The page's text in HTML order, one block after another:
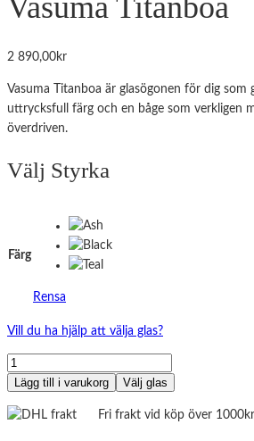
2 890,00kr
Vasuma Titanboa är glasögonen för dig som
uttrycksfull färg och en båge som verkligen
överdriven.
Välj Styrka
Färg
Rensa
Vill du ha hjälp att välja glas?
Vasuma
Titanboa
Lägg till i varukorg Välj glas
Fri frakt vid köp över 1000kr